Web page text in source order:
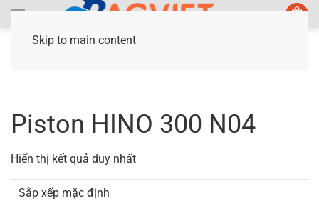
Skip to main content
Piston HINO 300 N04
Hiển thị kết quả duy nhất